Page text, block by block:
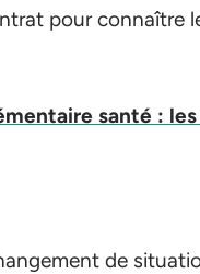
pour connaître
santé :
de